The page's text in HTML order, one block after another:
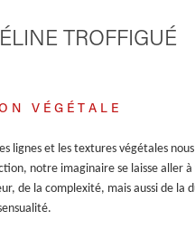
TROFFIGUÉ
N V É G É T A L E
lignes et les textures végétales
notre imaginaire se laisse aller à
de la complexité, mais aussi de la